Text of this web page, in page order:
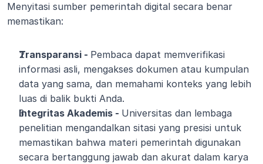
Menyitasi sumber pemerintah digital secara benar
memastikan:
Transparansi - Pembaca dapat memverifikasi
informasi asli, mengakses dokumen atau kumpulan
data yang sama, dan memahami konteks yang lebih
luas di balik bukti Anda.
Integritas Akademis - Universitas dan lembaga
penelitian mengandalkan sitasi yang presisi untuk
memastikan bahwa materi pemerintah digunakan
secara bertanggung jawab dan akurat dalam karya